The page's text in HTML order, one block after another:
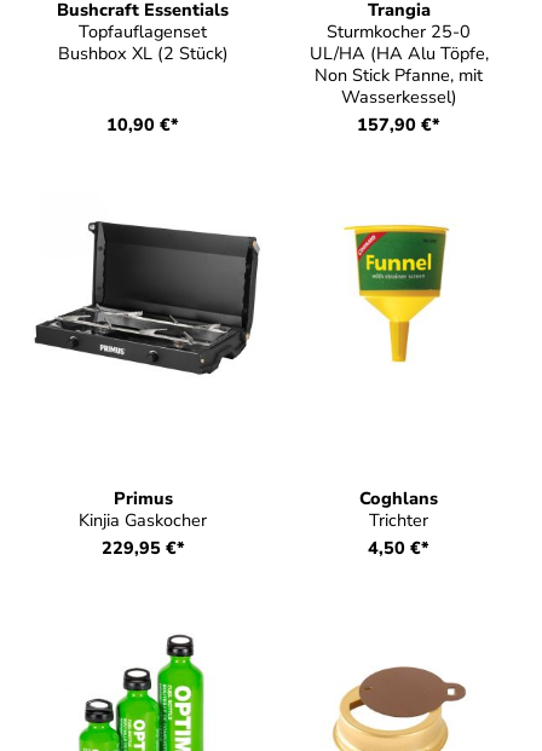
Bushcraft Essentials
Topfauflagenset
Bushbox XL (2 Stück)
10,90 €*
Trangia
Sturmkocher 25-0
UL/HA (HA Alu Töpfe,
Non Stick Pfanne, mit
Wasserkessel)
157,90 €*
Primus
Kinjia Gaskocher
229,95 €*
Coghlans
Trichter
4,50 €*